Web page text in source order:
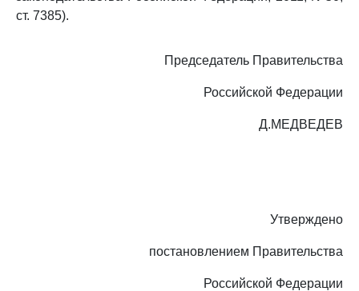
ст. 7385).
Председатель Правительства
Российской Федерации
Д.МЕДВЕДЕВ
Утверждено
постановлением Правительства
Российской Федерации